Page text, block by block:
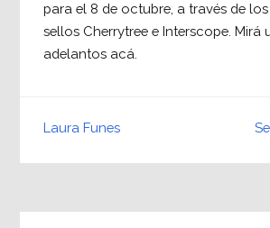
para el 8 de octubre, a través de los
sellos Cherrytree e Interscope. Mirá
adelantos acá.
Laura Funes